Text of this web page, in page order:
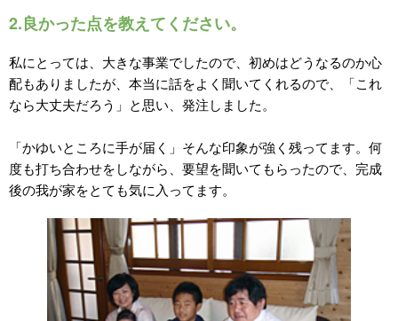
2.良かった点を教えてください。
私にとっては、大きな事業でしたので、初めはどうなるのか心
配もありましたが、本当に話をよく聞いてくれるので、「これ
なら大丈夫だろう」と思い、発注しました。
「かゆいところに手が届く」そんな印象が強く残ってます。何
度も打ち合わせをしながら、要望を聞いてもらったので、完成
後の我が家をとても気に入ってます。